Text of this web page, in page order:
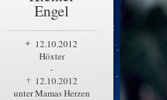
Engel
12.10.2012
Höxter
-
12.10.2012
unter Mamas Herzen